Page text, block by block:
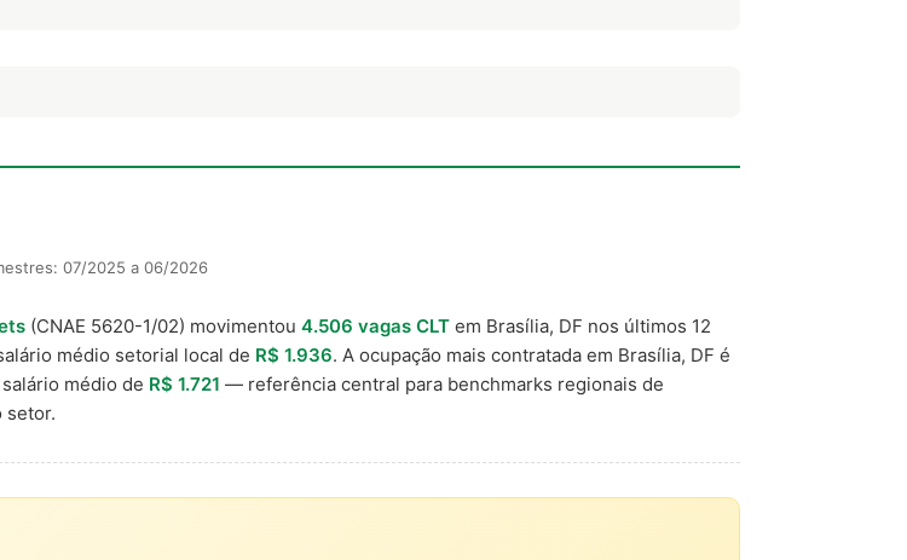
07/2025 a 06/2026
(CNAE 5620-1/02) movimentou 4.506 vagas CLT em Brasília, DF nos últimos 12
médio setorial local de R$ 1.936. A ocupação mais contratada em Brasília, DF é
médio de R$ 1.721 — referência central para benchmarks regionais de
setor.